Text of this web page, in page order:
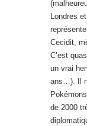
de 2000
question
pas
certaine
entre
les
désolant.